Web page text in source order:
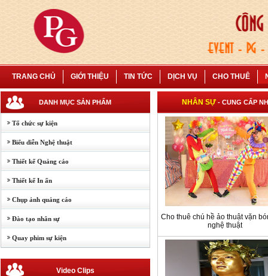
TRANG CHỦ GIỚI THIỆU TIN TỨC DỊCH VỤ CHO THUÊ
DANH MỤC SẢN PHẨM
Tổ chức sự kiện
Biểu diễn Nghệ thuật
Thiết kế Quảng cáo
Thiết kế In ấn
Chụp ảnh quảng cáo
Đào tạo nhân sự
Quay phim sự kiện
Video Clips
NHÂN SỰ - CUNG CẤP
Cho thuê chú hề ảo thuật vặn
nghệ thuật